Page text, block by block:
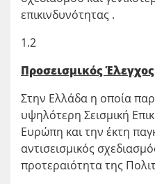
επικινδυνότητας .
1.2
Προσεισμικός
Στην Ελλάδα η οποία
υψηλότερη Σεισμική
Ευρώπη και την έκτη
αντισεισμικός
προτεραιότητα της